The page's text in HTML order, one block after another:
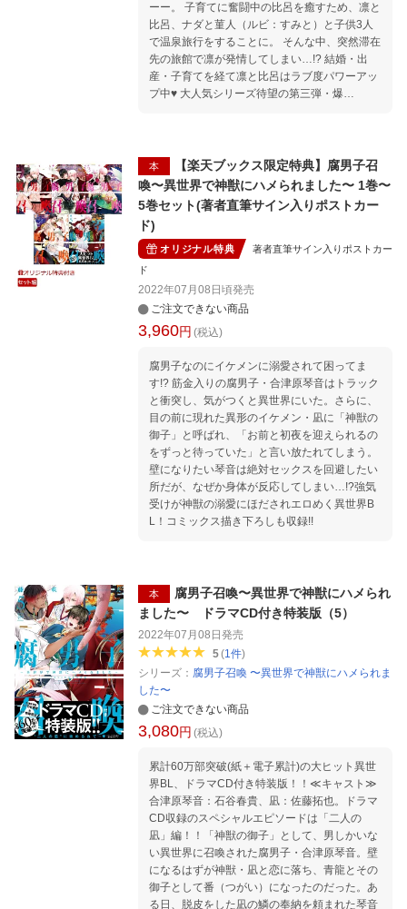
ーー。 子育てに奮闘中の比呂を癒すため、凛と
比呂、ナダと菫人（ルビ：すみと）と子供3人
で温泉旅行をすることに。 そんな中、突然滞在
先の旅館で凛が発情してしまい…!? 結婚・出
産・子育てを経て凛と比呂はラブ度パワーアッ
プ中♥ 大人気シリーズ待望の第三弾・爆
本
【楽天ブックス限定特典】腐男子召
喚〜異世界で神獣にハメられました〜 1巻〜
5巻セット(著者直筆サイン入りポストカー
ド)
オリジナル特典
著者直筆サイン入りポストカー
ド
2022年07月08日頃発売
ご注文できない商品
3,960円 (税込)
腐男子なのにイケメンに溺愛されて困ってま
す!? 筋金入りの腐男子・合津原琴音はトラック
と衝突し、気がつくと異世界にいた。さらに、
目の前に現れた異形のイケメン・凪に「神獣の
御子」と呼ばれ、「お前と初夜を迎えられるの
をずっと待っていた」と言い放たれてしまう。
壁になりたい琴音は絶対セックスを回避したい
所だが、なぜか身体が反応してしまい…!?強気
受けが神獣の溺愛にほだされエロめく異世界B
L！コミックス描き下ろしも収録!!
本
腐男子召喚〜異世界で神獣にハメられ
ました〜 ドラマCD付き特装版（5）
2022年07月08日 発売
5(1件)
シリーズ： 腐男子召喚 〜異世界で神獣にハメられま
した〜
ご注文できない商品
3,080円 (税込)
累計60万部突破(紙＋電子累計)の大ヒット異世
界BL、ドラマCD付き特装版！！≪キャスト≫
合津原琴音：石谷春貴、凪：佐藤拓也。ドラマ
CD収録のスペシャルエピソードは「二人の
凪」編！！「神獣の御子」として、男しかいな
い異世界に召喚された腐男子・合津原琴音。壁
になるはずが神獣・凪と恋に落ち、青龍とその
御子として番（つがい）になったのだった。あ
る日、脱皮をした凪の鱗の奉納を頼まれた琴音